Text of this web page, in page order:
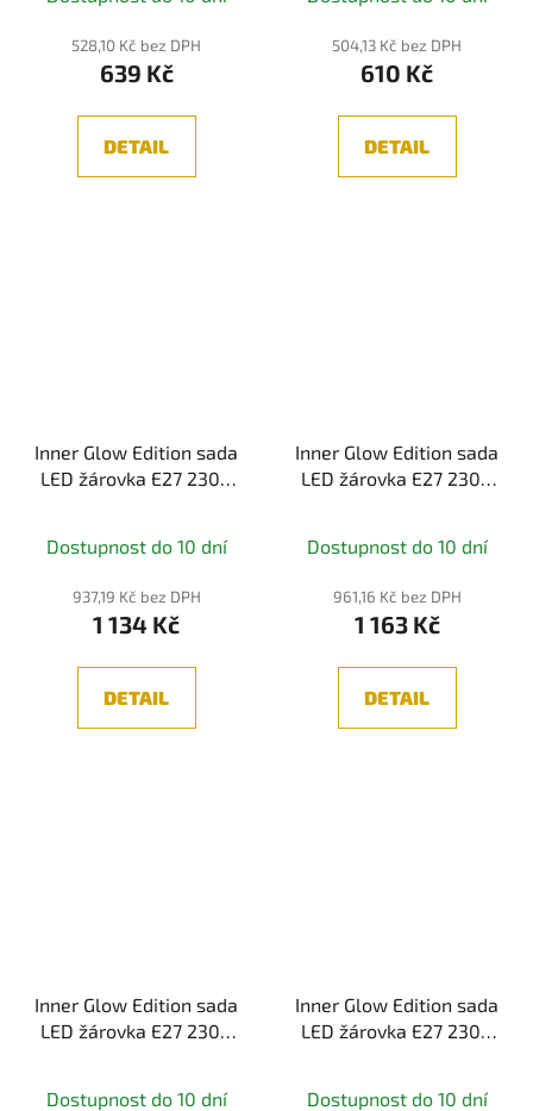
PAULMANN
528,10 Kč bez DPH
639 Kč
DETAIL
PAULMANN
504,13 Kč bez DPH
610 Kč
DETAIL
Inner Glow Edition sada
LED žárovka E27 230V
Dostupnost do 10 dní
937,19 Kč bez DPH
1 134 Kč
DETAIL
Inner Glow Edition sada
LED žárovka E27 230V
Dostupnost do 10 dní
961,16 Kč bez DPH
1 163 Kč
DETAIL
Inner Glow Edition sada
LED žárovka E27 230V
Dostupnost do 10 dní
Inner Glow Edition sada
LED žárovka E27 230V
Dostupnost do 10 dní